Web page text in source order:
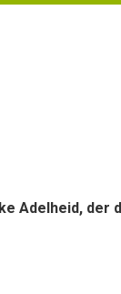
Adelheid, der